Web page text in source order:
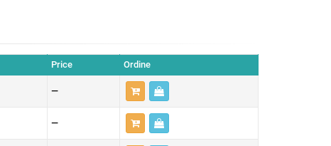
Price Ordine
—
—